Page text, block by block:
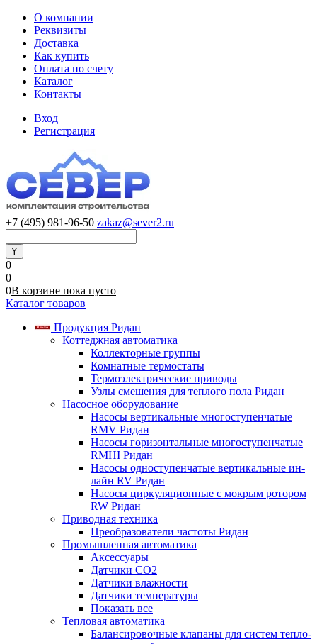
О компании
Реквизиты
Доставка
Как купить
Оплата по счету
Каталог
Контакты
Вход
Регистрация
+7 (495) 981-96-50 zakaz@sever2.ru
0
0
0В корзине пока пусто
Каталог товаров
Продукция Ридан
Коттеджная автоматика
Коллекторные группы
Комнатные термостаты
Термоэлектрические приводы
Узлы смешения для теплого пола Ридан
Насосное оборудование
Насосы вертикальные многоступенчатые
RMV Ридан
Насосы горизонтальные многоступенчатые
RMHI Ридан
Насосы одноступенчатые вертикальные ин-
лайн RV Ридан
Насосы циркуляционные с мокрым ротором
RW Ридан
Приводная техника
Преобразователи частоты Ридан
Промышленная автоматика
Аксессуары
Датчики CO2
Датчики влажности
Датчики температуры
Показать все
Тепловая автоматика
Балансировочные клапаны для систем тепло-